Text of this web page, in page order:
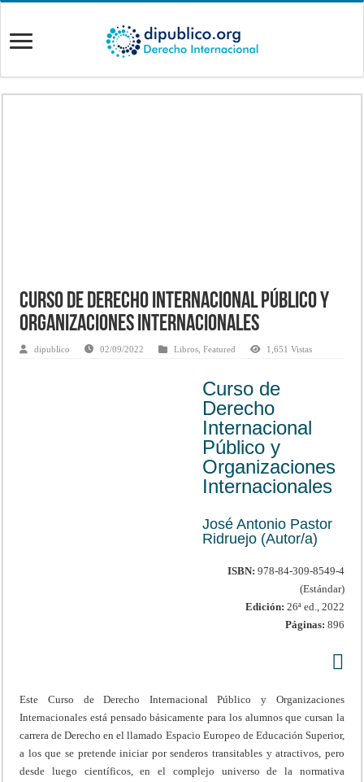
Curso de Derecho Internacional Público y
Organizaciones Internacionales
dipublico 02/09/2022 Libros,Featured 1,651 Vistas
Curso de
Derecho
Internacional
Público y
Organizaciones
Internacionales
José Antonio Pastor
Ridruejo (Autor/a)
ISBN: 978-84-309-8549-4
(Estándar)
Edición: 26ª ed., 2022
Páginas: 896
Este Curso de Derecho Internacional Público y Organizaciones
Internacionales está pensado básicamente para los alumnos que cursan la
carrera de Derecho en el llamado Espacio Europeo de Educación Superior,
a los que se pretende iniciar por senderos transitables y atractivos, pero
desde luego científicos, en el complejo universo de la normativa